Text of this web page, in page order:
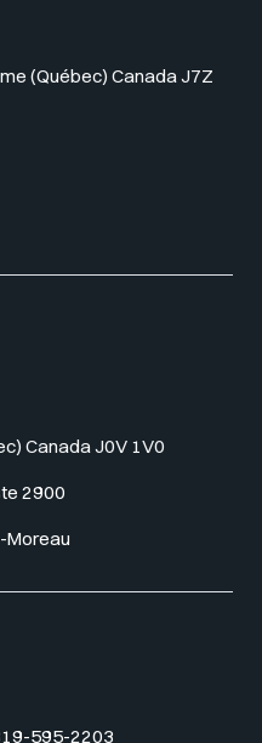
(Québec) Canada J7Z
Canada J0V 1V0
2900
Moreau
595-2203